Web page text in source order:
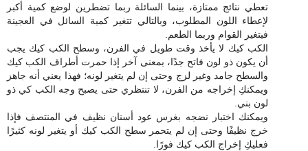
تعطي نتائج ممتازة، بينما السائلة ربما تضطرين لوضع كمية أكبر
لإعطاء اللون المطلوب، وبالتالي تتغير كمية السائل في العجينة
فيتغير القوام وربما الطعم.
الكب كيك لا يأخذ وقت طويل في الفرن، وسطح الكب كيك يجب
أن يكون ذو لون فاتح جدًا، بمعنى آخر إذا حمرت أطراف الكب كيك
والسطح جامد وغير لزج وحتى إن لم يتغير لونه؛ فهذا يعني أنه جاهز
ويمكنكِ إخراجه من الفرن، لا تنتظري حتى يصبح وجه الكب كي ذو
لون بني.
ويمكنك اختبار نضجه بغرس عود أسنان نظيف في المنتصف فإذا
خرج نظيفًا وحتى إن لم يتحمر سطح الكب كيك أو يتغير لونه كثيرًا
فعليكِ إخراج الكب كيك فورًا.